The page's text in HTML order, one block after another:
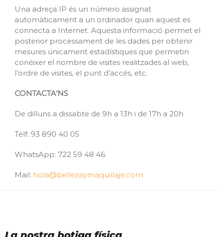
Una adreça IP és un número assignat
automàticament a un ordinador quan aquest es
connecta a Internet. Aquesta informació permet el
posterior processament de les dades per obtenir
mesures únicament estadístiques que permetin
conèixer el nombre de visites realitzades al web,
l’ordre de visites, el punt d’accés, etc.
CONTACTA’NS
De dilluns a dissabte de 9h a 13h i de 17h a 20h
Telf: 93 890 40 05
WhatsApp: 722 59 48 46
Mail: hola@bellezaymaquillaje.com